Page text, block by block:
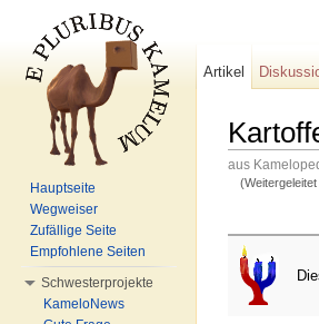
aus
Artikel
Hauptseite
Wegweiser
Zufällige Seite
Empfohlene Seiten
Schwesterprojekte
KameloNews